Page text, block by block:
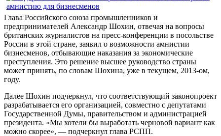
Глава Российского союза промышленников и
предпринимателей Александр Шохин, отвечая на вопросы
британских журналистов на пресс-конференции в посольстве
России в этой стране, заявил о возможности амнистии
бизнесменов, отбывающие наказания за экономические
преступления. Это решение высшее руководство страны
может принять, по словам Шохина, уже в текущем, 2013-ом,
году.
Далее Шохин подчеркнул, что соответствующий законопроект
разрабатывается его организацией, совместно с депутатами
Государственной Думы, правительством и администрацией
президента. «Мы хотели бы выработать черновой вариант как
можно скорее», — подчеркнул глава РСПП.